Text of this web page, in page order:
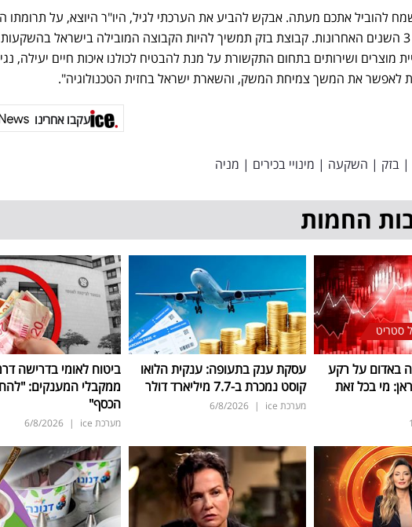
להוביל אתכם מעתה. אבקש להביע את הערכתי לגיל, היו"ר היוצא, על תרומתו
לקבוצה במהלך 3 השנים האחרונות. קבוצת בזק תמשיך להיות הקבוצה המובילה בישראל
מוצרים ושירותים בתחום התקשורת על מנת להבטיח לכולנו איכות חיים יעילה,
לאפשר את המשך צמיחת המשק, והשארת ישראל בחזית הטכנולוגיה".
עקבו אחרינו
| בזק | השקעה | מינויי בכירים | מניה
החמות
סטריט
באדום על רקע
מי בכל זאת
עסקת ענק בתעופה: ענקית הלואו
קוסט נמכרת ב-7.7 מיליארד דולר
מערכת ice |
6/8/2026
ביטוח לאומי בדרישה
ממקבלי המענקים:
הכסף"
מערכת ice |
6/8/2026